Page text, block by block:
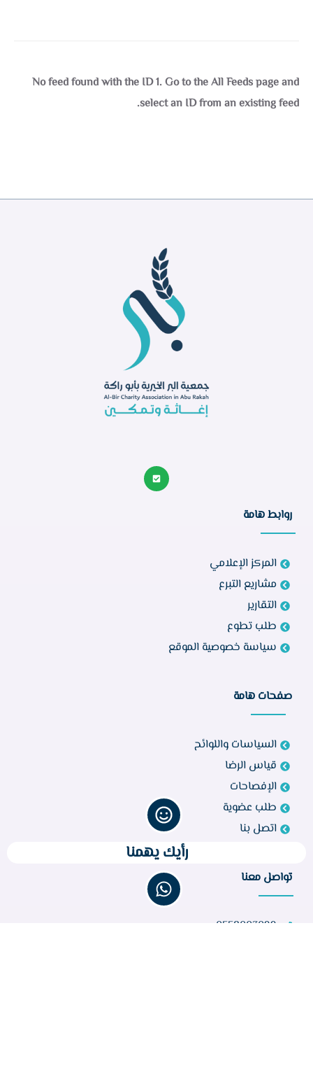
No feed found with the ID 1. Go to theAll Feeds pageand
select an ID from an existing feed.
روابط هامة
المركز الإعلامي
مشاريع التبرع
التقارير
طلب تطوع
سياسة خصوصية الموقع
صفحات هامة
السياسات واللوائح
قياس الرضا
الإفصاحات
طلب عضوية
اتصل بنا
تواصل معنا
0558003099
رأيك يهمنا